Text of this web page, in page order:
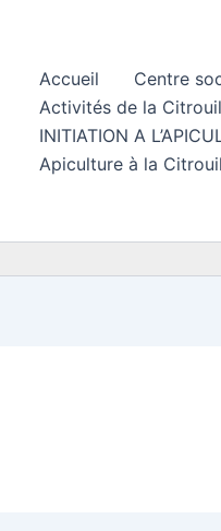
Accueil Centre
Activités de la
INITIATION A
Apiculture à la